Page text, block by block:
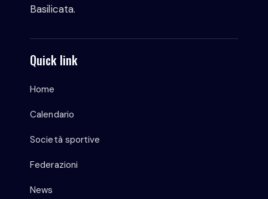
Basilicata.
Quick link
Home
Calendario
Società sportive
Federazioni
News